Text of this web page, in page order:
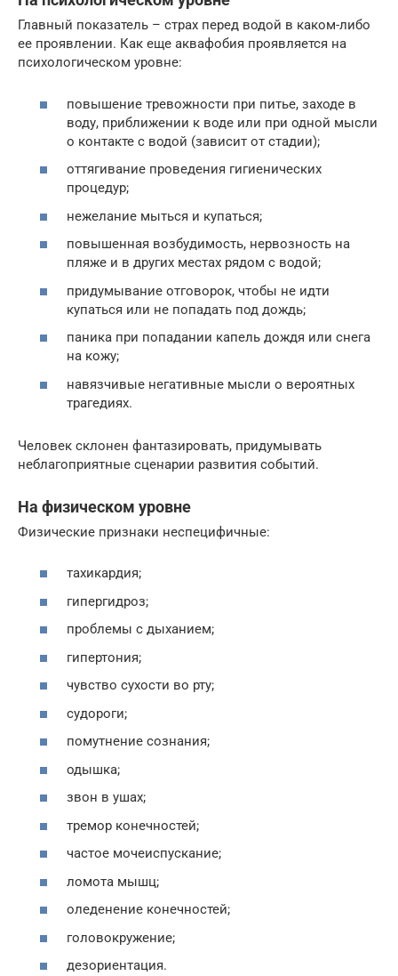
Главный показатель – страх перед водой в каком-либо
ее проявлении. Как еще аквафобия проявляется на
психологическом уровне:
повышение тревожности при питье, заходе в
воду, приближении к воде или при одной мысли
о контакте с водой (зависит от стадии);
оттягивание проведения гигиенических
процедур;
нежелание мыться и купаться;
повышенная возбудимость, нервозность на
пляже и в других местах рядом с водой;
придумывание отговорок, чтобы не идти
купаться или не попадать под дождь;
паника при попадании капель дождя или снега
на кожу;
навязчивые негативные мысли о вероятных
трагедиях.
Человек склонен фантазировать, придумывать
неблагоприятные сценарии развития событий.
На физическом уровне
Физические признаки неспецифичные:
тахикардия;
гипергидроз;
проблемы с дыханием;
гипертония;
чувство сухости во рту;
судороги;
помутнение сознания;
одышка;
звон в ушах;
тремор конечностей;
частое мочеиспускание;
ломота мышц;
оледенение конечностей;
головокружение;
дезориентация.